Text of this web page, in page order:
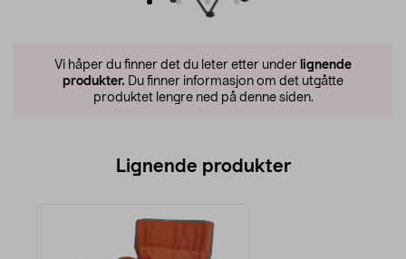
Vi håper du finner det du leter etter under lignende
produkter. Du finner informasjon om det utgåtte
produktet lengre ned på denne siden.
Lignende produkter